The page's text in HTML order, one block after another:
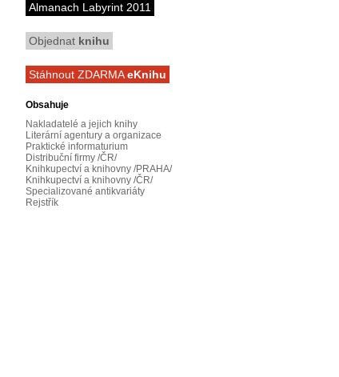
Almanach Labyrint 2011
Objednat knihu
Stáhnout ZDARMAeKnihu
Obsahuje
Nakladatelé a jejich knihy
Literární agentury a organizace
Praktické informaturium
Distribuční firmy /ČR/
Knihkupectví a knihovny /PRAHA/
Knihkupectví a knihovny /ČR/
Specializované antikvariáty
Rejstřík